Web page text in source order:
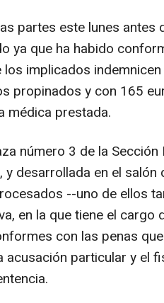
partes este lunes antes
ya que ha habido
implicados
propinados y con 165
médica prestada.
número 3 de la Sección
desarrollada en el salón
--uno de ellos
en la que tiene el cargo
con las penas
particular y el